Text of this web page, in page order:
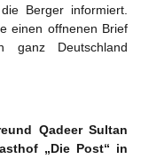
Berger informiert.
einen offnenen Brief
Deutschland
Qadeer Sultan
„Die Post“ in